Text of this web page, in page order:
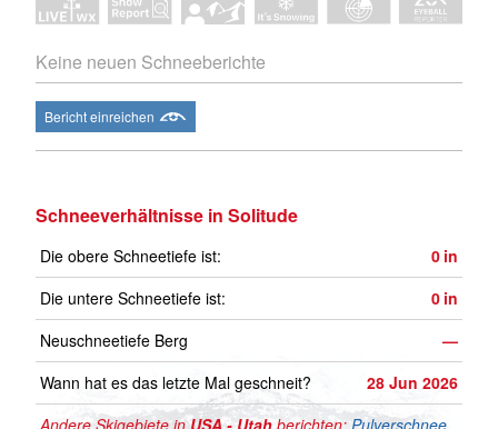
Keine neuen Schneeberichte
Bericht einreichen
Schneeverhältnisse in Solitude
Die obere Schneetiefe ist: 0 in
Die untere Schneetiefe ist:
0 in
Neuschneetiefe Berg
—
Wann hat es das letzte Mal geschneit?
28 Jun 2026